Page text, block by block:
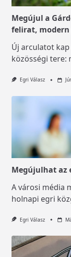
Megújul a
felirat,
Új arculatot
közösségi tere:
Egri Válasz
Megújulhat az
A városi média
holnapi egri
Egri Válasz